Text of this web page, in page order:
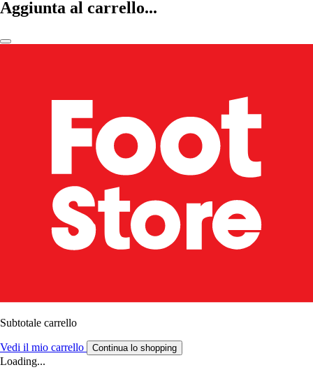
Aggiunta al carrello...
Subtotale carrello
Vedi il mio carrello Continua lo shopping
Loading...